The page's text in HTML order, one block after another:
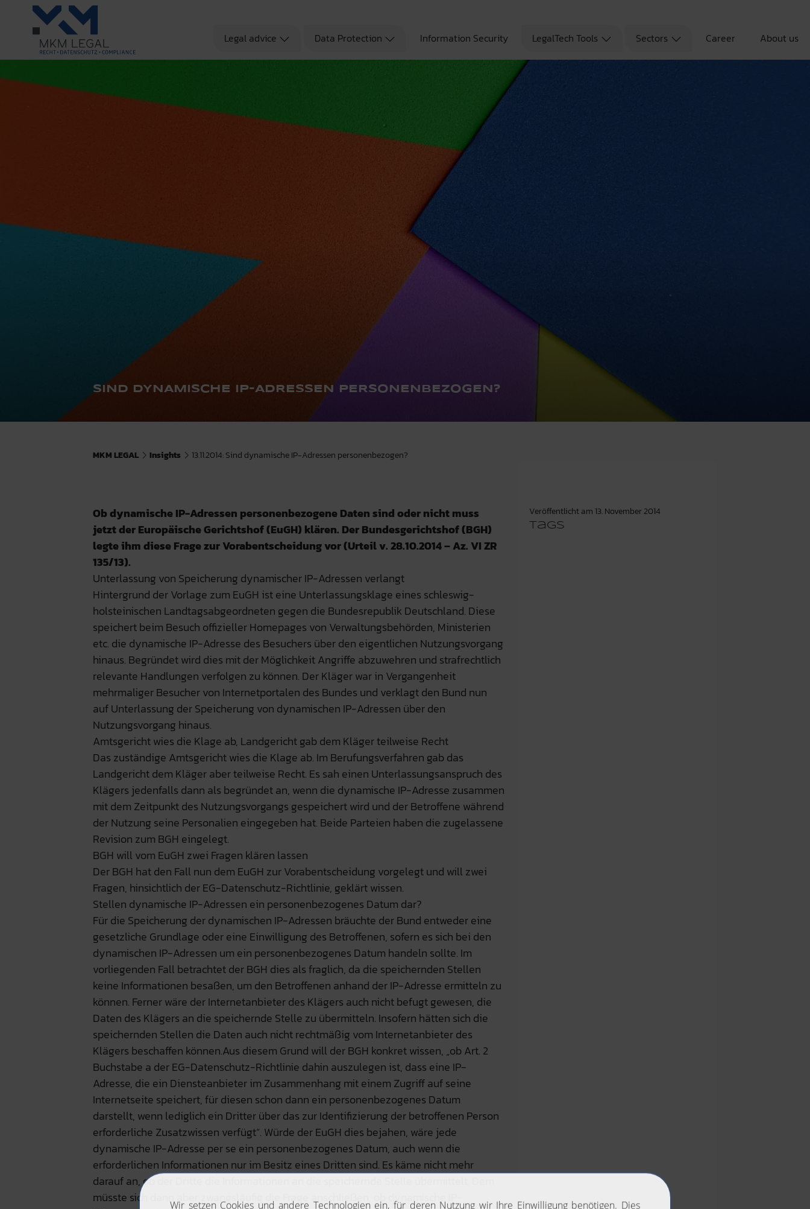
Legal advice Data Protection Information Security LegalTech Tools Sectors Career About us
SIND DYNAMISCHE IP-ADRESSEN PERSONENBEZOGEN?
MKM LEGAL Insights 13.11.2014: Sind dynamische IP-Adressen personenbezogen?
Ob dynamische IP-Adressen personenbezogene Daten sind oder nicht muss
jetzt der Europäische Gerichtshof (EuGH) klären. Der Bundesgerichtshof (BGH)
legte ihm diese Frage zur Vorabentscheidung vor (Urteil v. 28.10.2014 – Az. VI ZR
135/13).
Unterlassung von Speicherung dynamischer IP-Adressen verlangt
Hintergrund der Vorlage zum EuGH ist eine Unterlassungsklage eines schleswig-
holsteinischen Landtagsabgeordneten gegen die Bundesrepublik Deutschland. Diese
speichert beim Besuch offizieller Homepages von Verwaltungsbehörden, Ministerien
etc. die dynamische IP-Adresse des Besuchers über den eigentlichen Nutzungsvorgang
hinaus. Begründet wird dies mit der Möglichkeit Angriffe abzuwehren und strafrechtlich
relevante Handlungen verfolgen zu können. Der Kläger war in Vergangenheit
mehrmaliger Besucher von Internetportalen des Bundes und verklagt den Bund nun
auf Unterlassung der Speicherung von dynamischen IP-Adressen über den
Nutzungsvorgang hinaus.
Amtsgericht wies die Klage ab, Landgericht gab dem Kläger teilweise Recht
Das zuständige Amtsgericht wies die Klage ab. Im Berufungsverfahren gab das
Landgericht dem Kläger aber teilweise Recht. Es sah einen Unterlassungsanspruch des
Klägers jedenfalls dann als begründet an, wenn die dynamische IP-Adresse zusammen
mit dem Zeitpunkt des Nutzungsvorgangs gespeichert wird und der Betroffene während
der Nutzung seine Personalien eingegeben hat. Beide Parteien haben die zugelassene
Revision zum BGH eingelegt.
BGH will vom EuGH zwei Fragen klären lassen
Der BGH hat den Fall nun dem EuGH zur Vorabentscheidung vorgelegt und will zwei
Fragen, hinsichtlich der EG-Datenschutz-Richtlinie, geklärt wissen.
Stellen dynamische IP-Adressen ein personenbezogenes Datum dar?
Für die Speicherung der dynamischen IP-Adressen bräuchte der Bund entweder eine
gesetzliche Grundlage oder eine Einwilligung des Betroffenen, sofern es sich bei den
dynamischen IP-Adressen um ein personenbezogenes Datum handeln sollte. Im
vorliegenden Fall betrachtet der BGH dies als fraglich, da die speichernden Stellen
keine Informationen besaßen, um den Betroffenen anhand der IP-Adresse ermitteln zu
können. Ferner wäre der Internetanbieter des Klägers auch nicht befugt gewesen, die
Daten des Klägers an die speichernde Stelle zu übermitteln. Insofern hätten sich die
speichernden Stellen die Daten auch nicht rechtmäßig vom Internetanbieter des
Klägers beschaffen können.Aus diesem Grund will der BGH konkret wissen, „ob Art. 2
Buchstabe a der EG-Datenschutz-Richtlinie dahin auszulegen ist, dass eine IP-
Adresse, die ein Diensteanbieter im Zusammenhang mit einem Zugriff auf seine
Internetseite speichert, für diesen schon dann ein personenbezogenes Datum
darstellt, wenn lediglich ein Dritter über das zur Identifizierung der betroffenen Person
erforderliche Zusatzwissen verfügt“. Würde der EuGH dies bejahen, wäre jede
dynamische IP-Adresse per se ein personenbezogenes Datum, auch wenn die
erforderlichen Informationen nur im Besitz eines Dritten sind. Es käme nicht mehr
darauf an, ob der Dritte die Informationen an die speichernde Stelle übermittelt. Dem
müsste sich dann aber zwangsläufig die Frage anschließen, ob dynamische IP-
Veröffentlicht am 13. November 2014
Tags